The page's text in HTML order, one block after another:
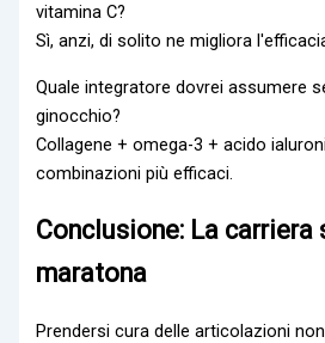
vitamina C?
Sì, anzi, di solito ne migliora
Quale integratore dovrei assumere
ginocchio?
Collagene + omega-3 + acido
combinazioni più efficaci.
Conclusione: La carriera
maratona
Prendersi cura delle articolazioni